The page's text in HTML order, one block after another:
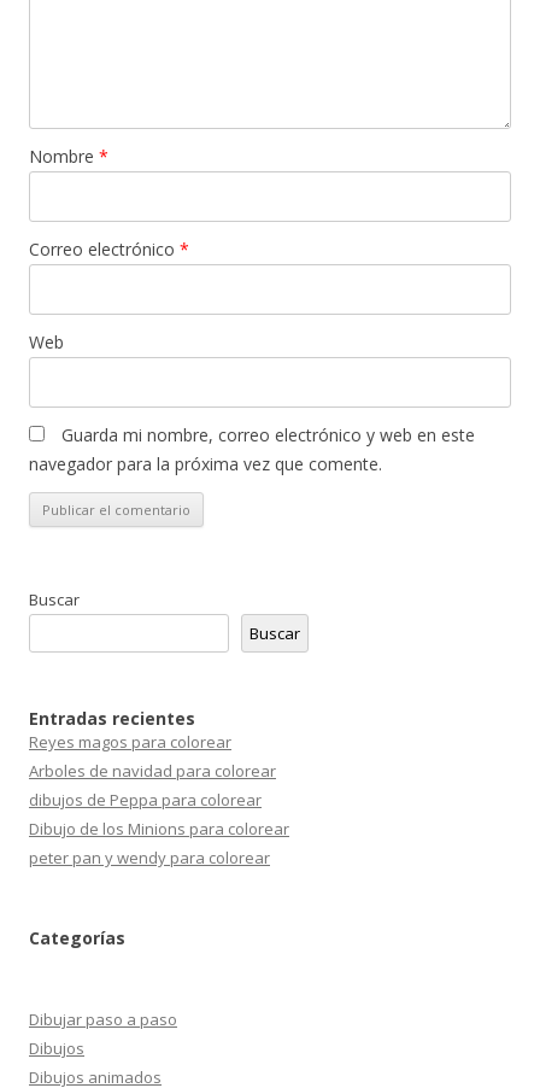
Nombre *
Correo electrónico *
Web
Guarda mi nombre, correo electrónico y web en este
navegador para la próxima vez que comente.
Buscar
Buscar
Entradas recientes
Reyes magos para colorear
Arboles de navidad para colorear
dibujos de Peppa para colorear
Dibujo de los Minions para colorear
peter pan y wendy para colorear
Categorías
Dibujar paso a paso
Dibujos
Dibujos animados